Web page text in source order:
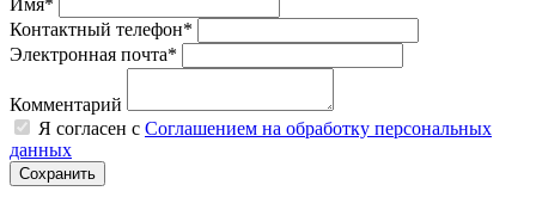
Контактный телефон*
Электронная почта*
Комментарий
Я согласен с Соглашением на обработку персональных
данных